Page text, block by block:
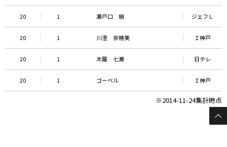
20 1 瀬戸口 梢 ジェフＬ
20 1 川澄 奈穂美 Ｉ神戸
20 1 木龍 七瀬 日テレ
20 1 ゴーベル Ｉ神戸
※2014-11-24集計時点